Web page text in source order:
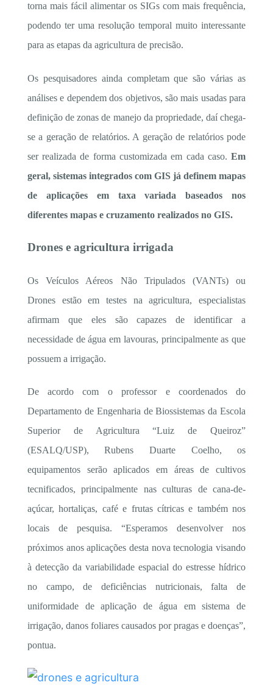
torna mais fácil alimentar os SIGs com mais frequência,
podendo ter uma resolução temporal muito interessante
para as etapas da agricultura de precisão.
Os pesquisadores ainda completam que são várias as
análises e dependem dos objetivos, são mais usadas para
definição de zonas de manejo da propriedade, daí chega-
se a geração de relatórios. A geração de relatórios pode
ser realizada de forma customizada em cada caso.Em
geral, sistemas integrados com GIS já definem mapas
de aplicações em taxa variada baseados nos
diferentes mapas e cruzamento realizados no GIS.
Drones e agricultura irrigada
Os Veículos Aéreos Não Tripulados (VANTs) ou
Drones estão em testes na agricultura, especialistas
afirmam que eles são capazes de identificar a
necessidade de água em lavouras, principalmente as que
possuem a irrigação.
De acordo com o professor e coordenados do
Departamento de Engenharia de Biossistemas da Escola
Superior de Agricultura “Luiz de Queiroz”
(ESALQ/USP), Rubens Duarte Coelho, os
equipamentos serão aplicados em áreas de cultivos
tecnificados, principalmente nas culturas de cana-de-
açúcar, hortaliças, café e frutas cítricas e também nos
locais de pesquisa. “Esperamos desenvolver nos
próximos anos aplicações desta nova tecnologia visando
à detecção da variabilidade espacial do estresse hídrico
no campo, de deficiências nutricionais, falta de
uniformidade de aplicação de água em sistema de
irrigação, danos foliares causados por pragas e doenças”,
pontua.